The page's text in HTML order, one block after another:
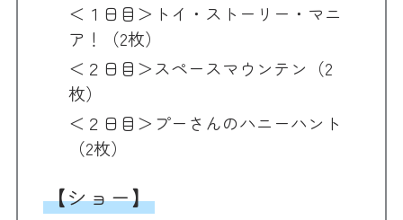
＜１日目＞トイ・ストーリー・マニ
ア！（2枚）
＜２日目＞スペースマウンテン（2
枚）
＜２日目＞プーさんのハニーハント
（2枚）
【ショー】